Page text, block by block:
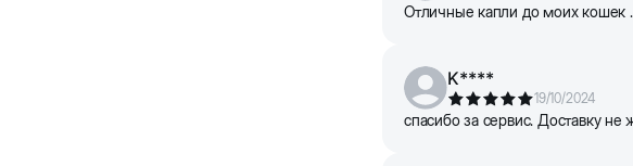
Отличные капли до моих
K****
19/10/2024
спасибо за сервис. Доставку не